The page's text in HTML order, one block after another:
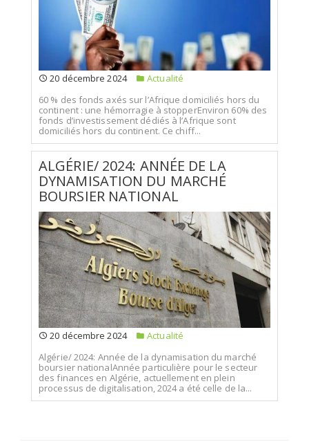
20 décembre 2024
Actualité
60 % des fonds axés sur l’Afrique domiciliés hors du
continent : une hémorragie à stopperEnviron 60% des
fonds d’investissement dédiés à l’Afrique sont
domiciliés hors du continent. Ce chiff...
ALGÉRIE/ 2024: ANNÉE DE LA
DYNAMISATION DU MARCHÉ
BOURSIER NATIONAL
20 décembre 2024
Actualité
Algérie/ 2024: Année de la dynamisation du marché
boursier nationalAnnée particulière pour le secteur
des finances en Algérie, actuellement en plein
processus de digitalisation, 2024 a été celle de la...